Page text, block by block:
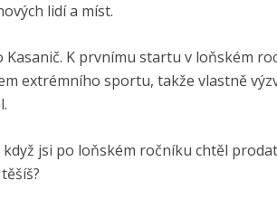
lidí a míst.
K prvnímu startu v loňském
extrémního sportu, takže vlastně
jsi po loňském ročníku chtěl